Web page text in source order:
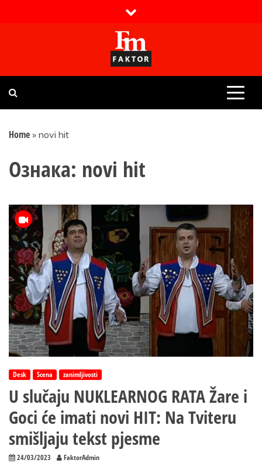
Faktor magazin
Uvijek presudan
Home » novi hit
Ознака: novi hit
Desk Scena zanimljivosti
U slučaju NUKLEARNOG RATA Žare i
Goci će imati novi HIT: Na Tviteru
smišljaju tekst pjesme
24/03/2023 FaktorAdmin